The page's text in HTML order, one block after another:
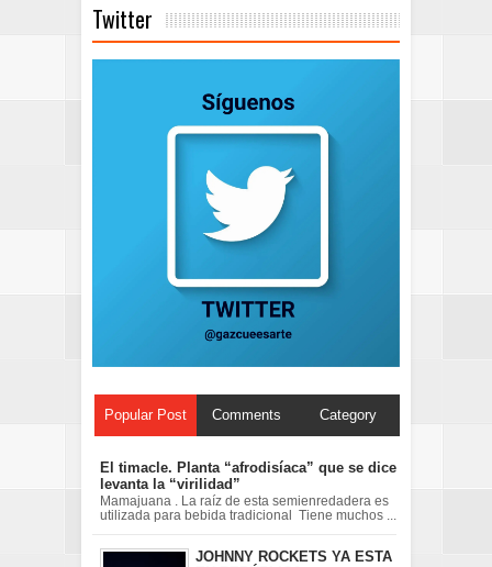
Twitter
Popular Post Comments Category
El timacle. Planta “afrodisíaca” que se dice
levanta la “virilidad”
Mamajuana . La raíz de esta semienredadera es
utilizada para bebida tradicional Tiene muchos ...
JOHNNY ROCKETS YA ESTA